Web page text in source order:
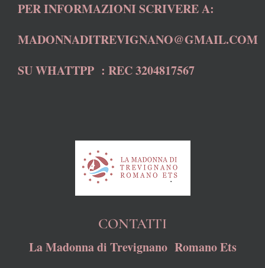
PER INFORMAZIONI SCRIVERE A:
MADONNADITREVIGNANO@GMAIL.COM
SU WHATTPP : REC 3204817567
CONTATTI
La Madonna di Trevignano Romano Ets